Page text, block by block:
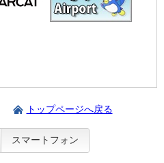
トップページへ戻る
スマートフォン